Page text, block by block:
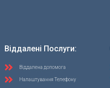
Віддалені Послуги:
Віддалена допомога
Налаштування Телефону